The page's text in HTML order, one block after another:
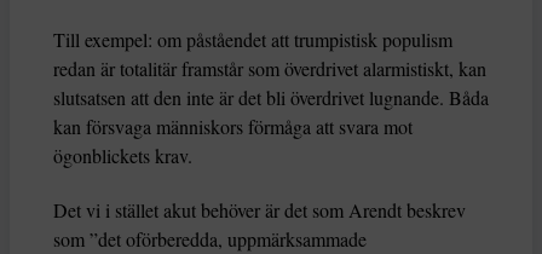
Till exempel: om påståendet att trumpistisk populism
redan är totalitär framstår som överdrivet alarmistiskt, kan
slutsatsen att den inte är det bli överdrivet lugnande. Båda
kan försvaga människors förmåga att svara mot
ögonblickets krav.
Det vi i stället akut behöver är det som Arendt beskrev
som ”det oförberedda, uppmärksammade